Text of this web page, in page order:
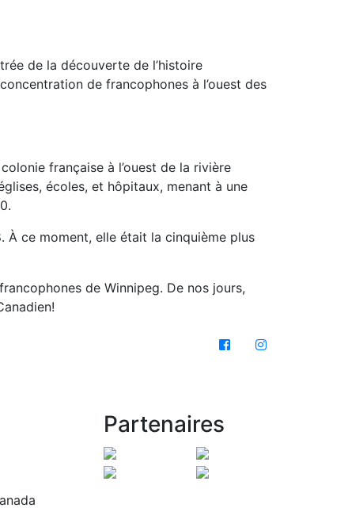
de la découverte de l’histoire
de francophones à l’ouest des
française à l’ouest de la rivière
écoles, et hôpitaux, menant à une
À ce moment, elle était la cinquième plus
de Winnipeg. De nos jours,
Partenaires